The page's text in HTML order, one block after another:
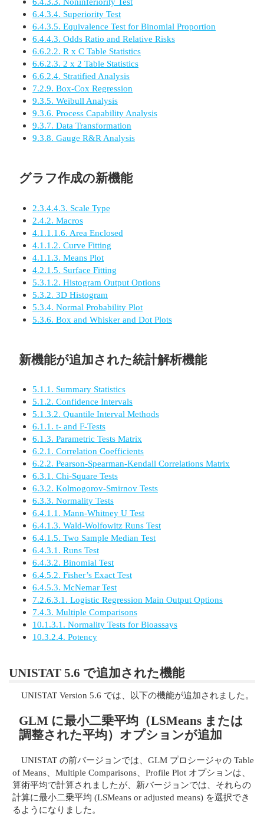
6.4.3.4. Superiority Test
6.4.3.5. Equivalence Test for Binomial Proportion
6.4.4.3. Odds Ratio and Relative Risks
6.6.2.2. R x C Table Statistics
6.6.2.3. 2 x 2 Table Statistics
6.6.2.4. Stratified Analysis
7.2.9. Box-Cox Regression
9.3.5. Weibull Analysis
9.3.6. Process Capability Analysis
9.3.7. Data Transformation
9.3.8. Gauge R&R Analysis
グラフ作成の新機能
2.3.4.4.3. Scale Type
2.4.2. Macros
4.1.1.1.6. Area Enclosed
4.1.1.2. Curve Fitting
4.1.1.3. Means Plot
4.2.1.5. Surface Fitting
5.3.1.2. Histogram Output Options
5.3.2. 3D Histogram
5.3.4. Normal Probability Plot
5.3.6. Box and Whisker and Dot Plots
新機能が追加された統計解析機能
5.1.1. Summary Statistics
5.1.2. Confidence Intervals
5.1.3.2. Quantile Interval Methods
6.1.1. t- and F-Tests
6.1.3. Parametric Tests Matrix
6.2.1. Correlation Coefficients
6.2.2. Pearson-Spearman-Kendall Correlations Matrix
6.3.1. Chi-Square Tests
6.3.2. Kolmogorov-Smirnov Tests
6.3.3. Normality Tests
6.4.1.1. Mann-Whitney U Test
6.4.1.3. Wald-Wolfowitz Runs Test
6.4.1.5. Two Sample Median Test
6.4.3.1. Runs Test
6.4.3.2. Binomial Test
6.4.5.2. Fisher’s Exact Test
6.4.5.3. McNemar Test
7.2.6.3.1. Logistic Regression Main Output Options
7.4.3. Multiple Comparisons
10.1.3.1. Normality Tests for Bioassays
10.3.2.4. Potency
UNISTAT 5.6 で追加された機能
UNISTAT Version 5.6 では、以下の機能が追加されました。
GLM に最小二乗平均（LSMeans または
調整された平均）オプションが追加
UNISTAT の前バージョンでは、GLM プロシージャの Table
of Means、Multiple Comparisons、Profile Plot オプションは、
算術平均で計算されましたが、新バージョンでは、それらの
計算に最小二乗平均 (LSMeans or adjusted means) を選択でき
るようになりました。